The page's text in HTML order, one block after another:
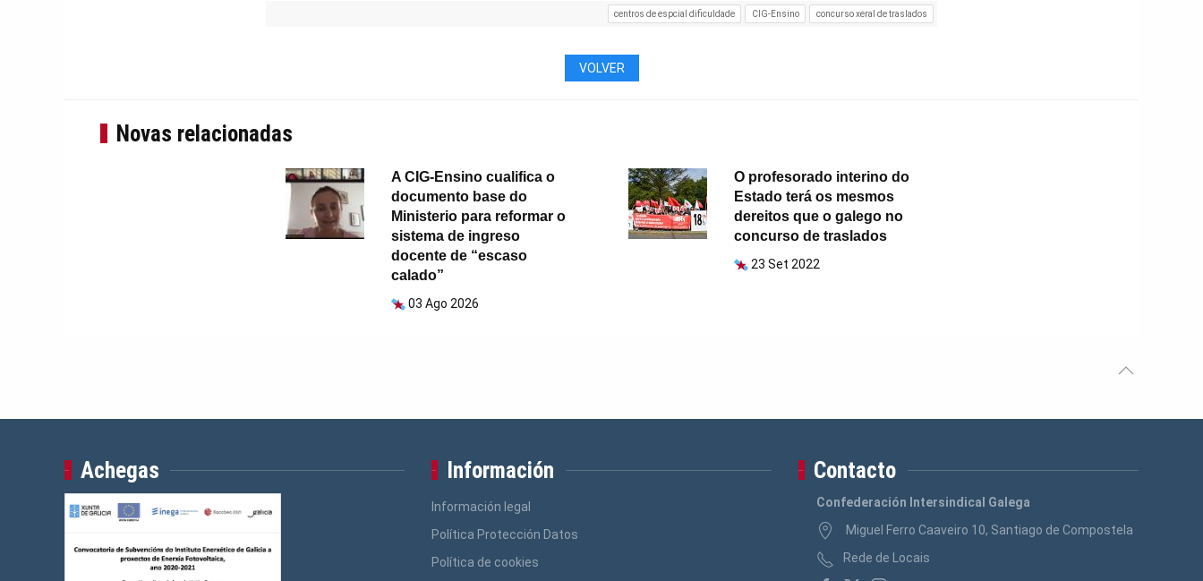
centros de espcial dificuldade CIG-Ensino concurso xeral de traslados
VOLVER
Novas relacionadas
A CIG-Ensino cualifica o
documento base do
Ministerio para reformar o
sistema de ingreso
docente de “escaso
calado”
03 Ago 2026
O profesorado interino do
Estado terá os mesmos
dereitos que o galego no
concurso de traslados
23 Set 2022
Achegas Información
Información legal
Política Protección Datos
Política de cookies
Contacto
Confederación Intersindical Galega
Miguel Ferro Caaveiro 10, Santiago de Compostela
Rede de Locais